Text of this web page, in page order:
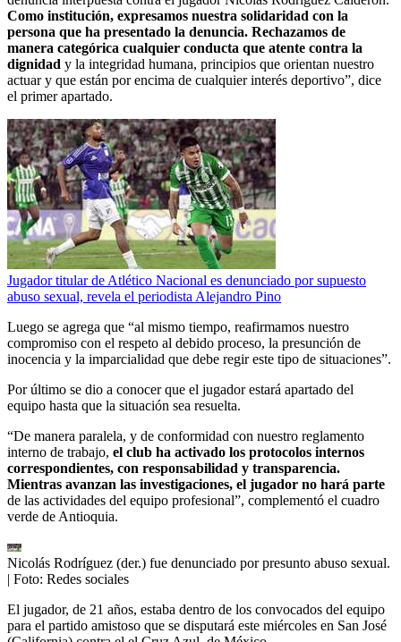
Como institución, expresamos nuestra solidaridad con la
persona que ha presentado la denuncia. Rechazamos de
manera categórica cualquier conducta que atente contra la
dignidad y la integridad humana, principios que orientan nuestro
actuar y que están por encima de cualquier interés deportivo”, dice
el primer apartado.
Jugador titular de Atlético Nacional es denunciado por supuesto
abuso sexual, revela el periodista Alejandro Pino
Luego se agrega que “al mismo tiempo, reafirmamos nuestro
compromiso con el respeto al debido proceso, la presunción de
inocencia y la imparcialidad que debe regir este tipo de situaciones”.
Por último se dio a conocer que el jugador estará apartado del
equipo hasta que la situación sea resuelta.
“De manera paralela, y de conformidad con nuestro reglamento
interno de trabajo, el club ha activado los protocolos internos
correspondientes, con responsabilidad y transparencia.
Mientras avanzan las investigaciones, el jugador no hará parte
de las actividades del equipo profesional”, complementó el cuadro
verde de Antioquia.
Nicolás Rodríguez (der.) fue denunciado por presunto abuso sexual.
| Foto: Redes sociales
El jugador, de 21 años, estaba dentro de los convocados del equipo
para el partido amistoso que se disputará este miércoles en San José